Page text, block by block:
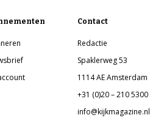
Contact
Redactie
Spaklerweg 53
1114 AE Amsterdam
+31 (0)20 – 210 5300
info@kijkmagazine.nl